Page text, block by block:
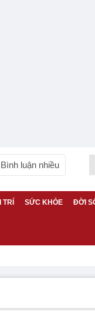
Bình luận nhiều
SỨC KHỎE ĐỜI